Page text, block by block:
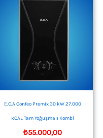
E.C.A Confeo Premix 30 kW 27.000
kCAL Tam Yoğuşmalı Kombi
₺55.000,00